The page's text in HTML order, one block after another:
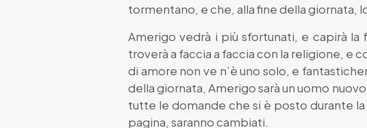
tormentano, e che, alla fine della giornata,
Amerigo vedrà i più sfortunati, e capirà la
troverà a faccia a faccia con la religione, e
di amore non ve n’è uno solo, e
della giornata, Amerigo sarà un uomo
tutte le domande che si è posto durante
pagina, saranno cambiati.